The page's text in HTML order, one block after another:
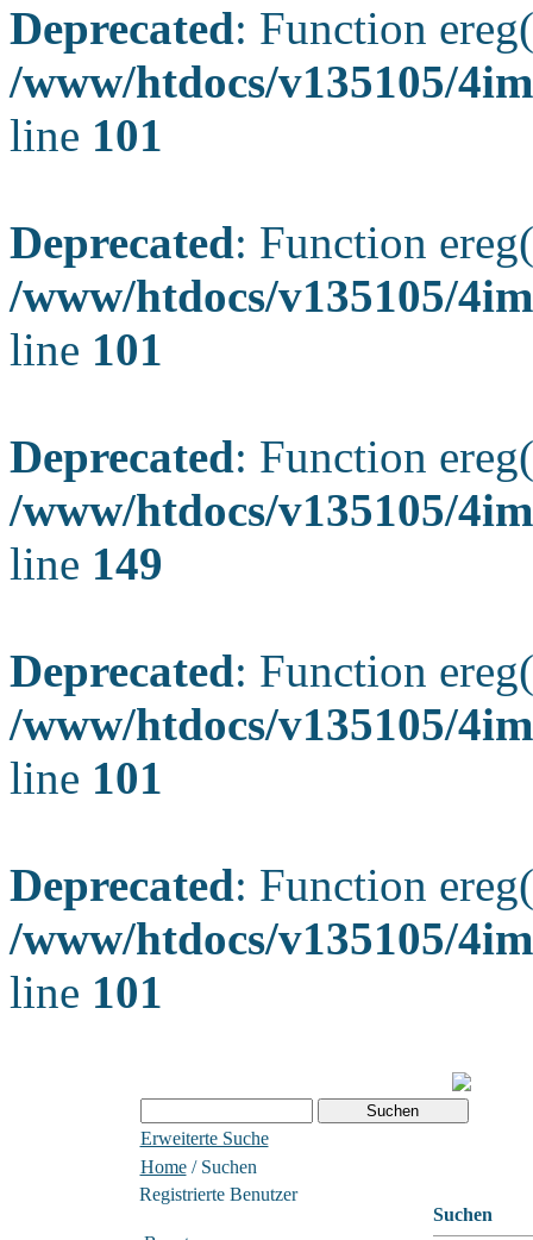
Deprecated: Function
/www/htdocs/v135105/
line 101
Deprecated: Function
/www/htdocs/v135105/
line 101
Deprecated: Function
/www/htdocs/v135105/
line 149
Deprecated: Function
/www/htdocs/v135105/
line 101
Deprecated: Function
/www/htdocs/v135105/
line 101
Erweiterte Suche
Home/ Suchen
Registrierte Benutzer
Suchen